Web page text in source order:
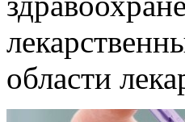
области